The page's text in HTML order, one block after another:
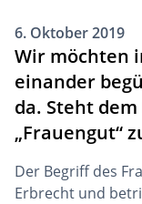
6. Oktober 2019
Wir möchten
einander
da. Steht
„Frauengut“
Der Begriﬀ des
Erbrecht und